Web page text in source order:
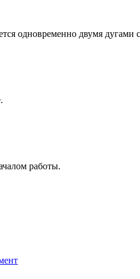
одновременно двумя
работы.